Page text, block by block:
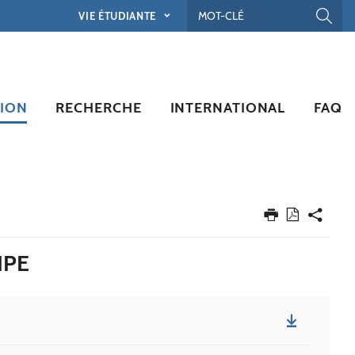
VIE ÉTUDIANTE
RECHERCHE INTERNATIONAL FAQ